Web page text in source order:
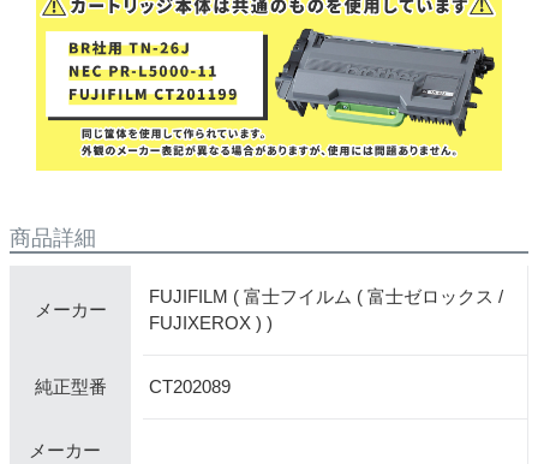
商品詳細
メーカー
FUJIFILM ( 富士フイルム ( 富士ゼロックス /
FUJIXEROX ) )
純正型番 CT202089
メーカー